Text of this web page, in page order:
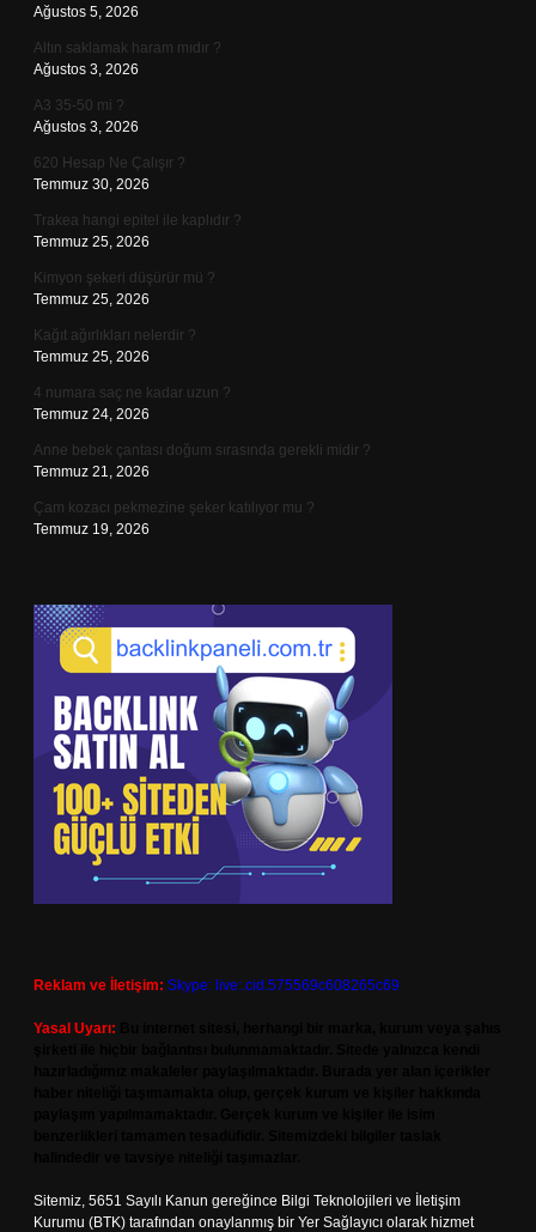
Ağustos 5, 2026
Altın saklamak haram mıdır ?
Ağustos 3, 2026
A3 35-50 mi ?
Ağustos 3, 2026
620 Hesap Ne Çalışır ?
Temmuz 30, 2026
Trakea hangi epitel ile kaplıdır ?
Temmuz 25, 2026
Kimyon şekeri düşürür mü ?
Temmuz 25, 2026
Kağıt ağırlıkları nelerdir ?
Temmuz 25, 2026
4 numara saç ne kadar uzun ?
Temmuz 24, 2026
Anne bebek çantası doğum sırasında gerekli midir ?
Temmuz 21, 2026
Çam kozacı pekmezine şeker katılıyor mu ?
Temmuz 19, 2026
Reklam ve İletişim: Skype: live:.cid.575569c608265c69
Yasal Uyarı:
Sitemiz, 5651 Sayılı Kanun gereğince Bilgi Teknolojileri ve İletişim
Kurumu (BTK) tarafından onaylanmış bir Yer Sağlayıcı olarak hizmet